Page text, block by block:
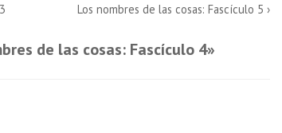
La
es
Los nombres de las cosas: Fascículo 5 ›
de las cosas: Fascículo 4»